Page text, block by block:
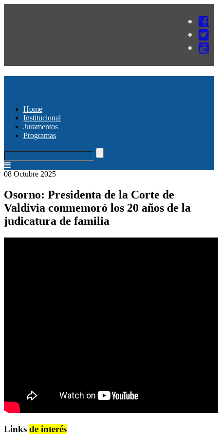
Home
Institucional
Juramentos
Programas
08 Octubre 2025
Osorno: Presidenta de la Corte de
Valdivia conmemoró los 20 años de la
judicatura de familia
Links de interés